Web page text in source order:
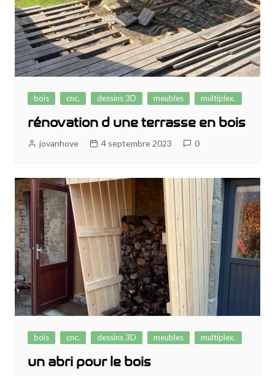
bois cnc. dessins 3D meubles multiplex.
rénovation d une terrasse en bois
jovanhove 4 septembre 2023 0
bois cnc. dessins 3D meubles multiplex.
un abri pour le bois